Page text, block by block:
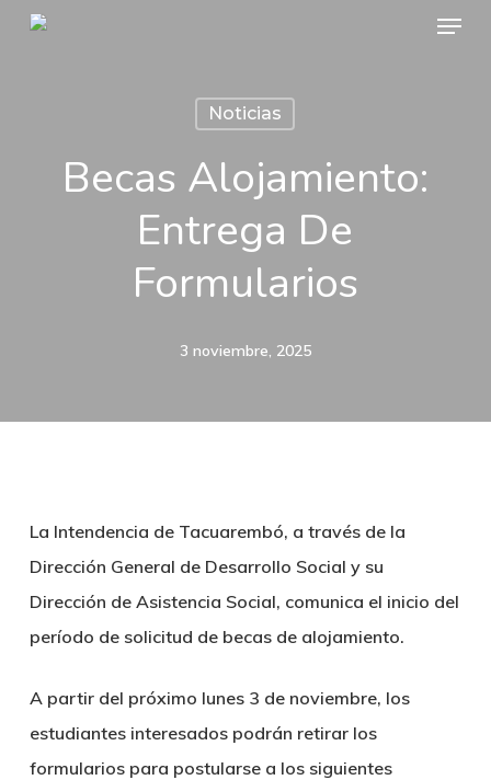
Skip
Menu
Noticias
Becas Alojamiento:
Entrega De
Formularios
3 noviembre, 2025
La Intendencia de Tacuarembó, a través de la
Dirección General de Desarrollo Social y su
Dirección de Asistencia Social, comunica el inicio del
período de solicitud de becas de alojamiento.
A partir del próximo lunes 3 de noviembre, los
estudiantes interesados podrán retirar los
formularios para postularse a los siguientes